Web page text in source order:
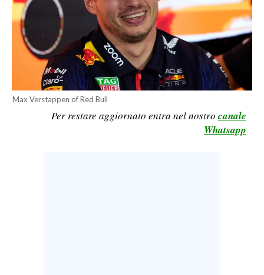
SPORT IN SARDEGNA
SPORT
RISULTATI E CLASSIFICHE
CALCIO REGIONALE
Max Verstappen of Red Bull
Per restare aggiornato entra nel nostro canale
Whatsapp